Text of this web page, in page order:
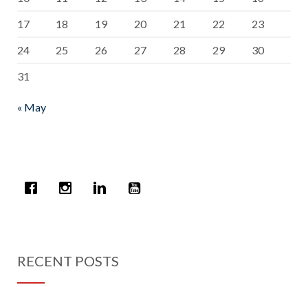
17
18 19 20 21 22
23
24
25 26 27 28 29
30
31
« May
RECENT POSTS